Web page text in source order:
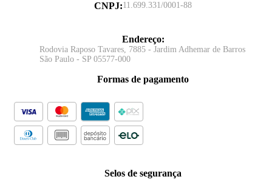
CNPJ:11.699.331/0001-88
Endereço:
Rodovia Raposo Tavares, 7885 - Jardim Adhemar de Barros
São Paulo - SP 05577-000
Formas de pagamento
Selos de segurança